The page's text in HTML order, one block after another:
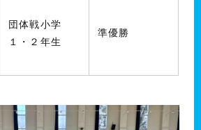
団体戦小学
１・２年生
準優勝